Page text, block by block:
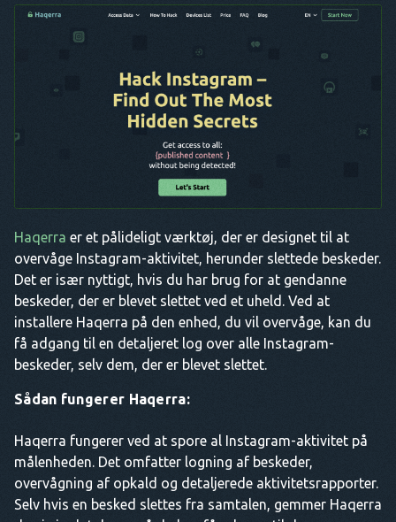
Haqerra er et pålideligt værktøj, der er designet til at
overvåge Instagram-aktivitet, herunder slettede beskeder.
Det er især nyttigt, hvis du har brug for at gendanne
beskeder, der er blevet slettet ved et uheld. Ved at
installere Haqerra på den enhed, du vil overvåge, kan du
få adgang til en detaljeret log over alle Instagram-
beskeder, selv dem, der er blevet slettet.
Sådan fungerer Haqerra:
Haqerra fungerer ved at spore al Instagram-aktivitet på
målenheden. Det omfatter logning af beskeder,
overvågning af opkald og detaljerede aktivitetsrapporter.
Selv hvis en besked slettes fra samtalen, gemmer Haqerra